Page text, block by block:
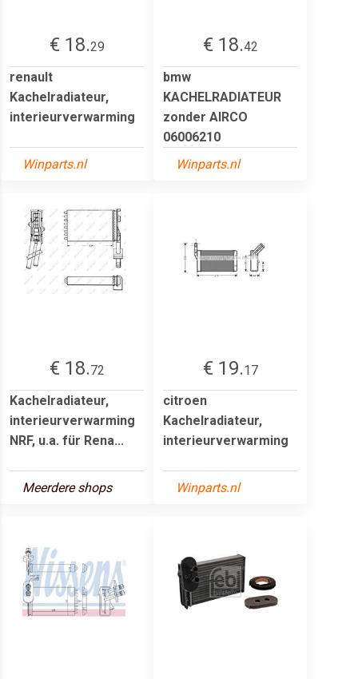
€ 18.29
renault
Kachelradiateur,
interieurverwarming
Winparts.nl
€ 18.42
bmw
KACHELRADIATEUR
zonder AIRCO
06006210
Winparts.nl
€ 18.72
Kachelradiateur,
interieurverwarming
NRF, u.a. für Rena...
Meerdere shops
€ 19.17
citroen
Kachelradiateur,
interieurverwarming
Winparts.nl